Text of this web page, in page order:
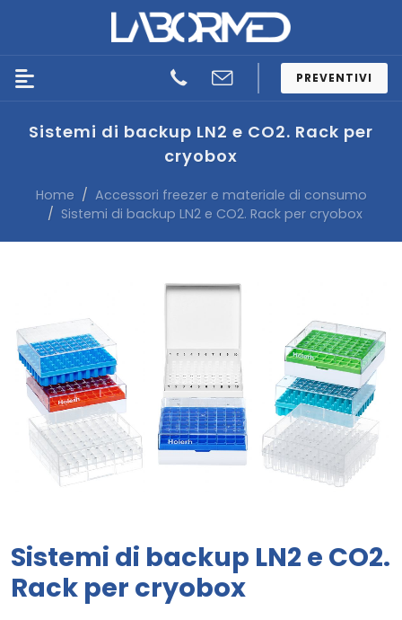
PREVENTIVI
Sistemi di backup LN2 e CO2. Rack per
cryobox
Home
Accessori freezer e materiale di consumo
Sistemi di backup LN2 e CO2. Rack per cryobox
Sistemi di backup LN2 e CO2.
Rack per cryobox